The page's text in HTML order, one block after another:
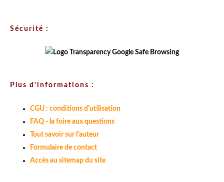
Sécurité :
Plus d'informations :
CGU : conditions d'utilisation
FAQ - la foire aux questions
Tout savoir sur l'auteur
Formulaire de contact
Accès au sitemap du site